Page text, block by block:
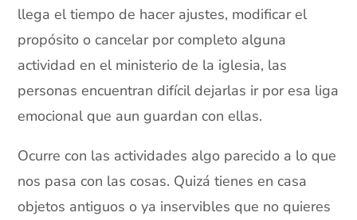
llega el tiempo de hacer ajustes, modificar el
propósito o cancelar por completo alguna
actividad en el ministerio de la iglesia, las
personas encuentran difícil dejarlas ir por esa liga
emocional que aun guardan con ellas.
Ocurre con las actividades algo parecido a lo que
nos pasa con las cosas. Quizá tienes en casa
objetos antiguos o ya inservibles que no quieres